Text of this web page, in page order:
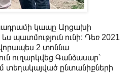
կապը Արցախի
պատմություն ունի: Դեռ 2021
2 տոննա
ուղարկվեց Գանձասար՝
տեղակայված ընտանիքների